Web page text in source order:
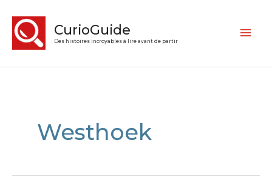
CurioGuide
Des histoires incroyables à lire avant de partir
Westhoek